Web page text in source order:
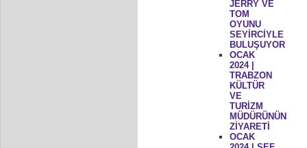
JERRY VE
TOM
OYUNU
SEYİRCİYLE
BULUŞUYOR
OCAK
2024 |
TRABZON
KÜLTÜR
VE
TURİZM
MÜDÜRÜNÜN
ZİYARETİ
OCAK